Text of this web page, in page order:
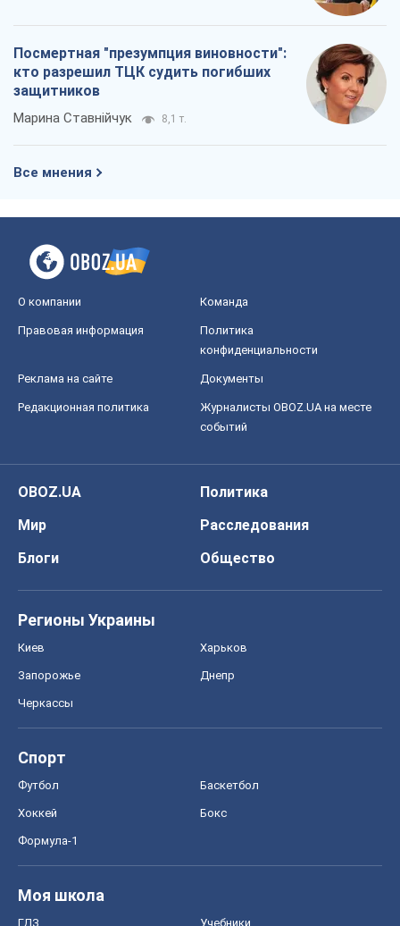
Посмертная "презумпция виновности":
кто разрешил ТЦК судить погибших
защитников
Марина Ставнійчук 8,1 т.
Все мнения
О компании Команда
Правовая информация
Политика
конфиденциальности
Реклама на сайте Документы
Редакционная политика
Журналисты OBOZ.UA на месте
событий
OBOZ.UA
Политика
Мир
Расследования
Блоги
Общество
Регионы Украины
Киев Харьков
Запорожье Днепр
Черкассы
Спорт
Футбол Баскетбол
Хоккей Бокс
Формула-1
Моя школа
ГДЗ Учебники